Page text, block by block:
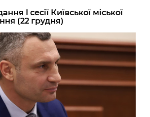
І сесії Київської міської
(22 грудня)